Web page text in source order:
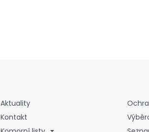
Aktuality
Kontakt